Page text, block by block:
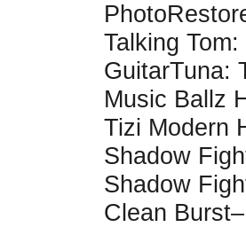
Talking
GuitarTuna:
Music Ballz
Tizi Modern
Shadow
Shadow
Clean